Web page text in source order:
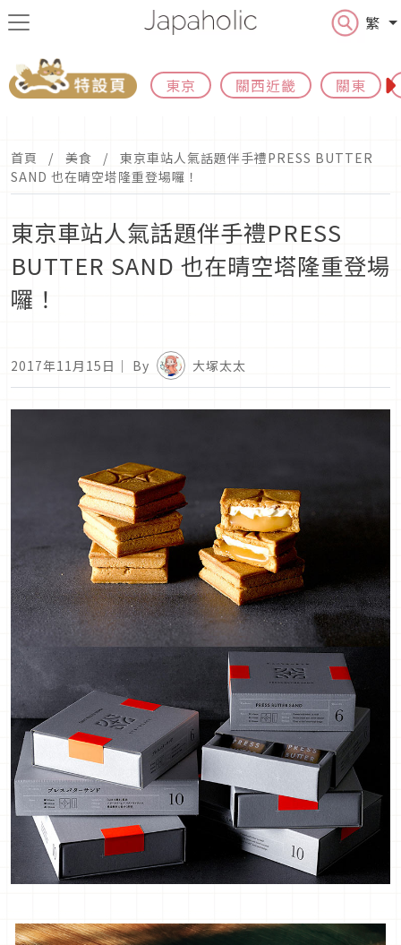
繁
東京 關西近畿 關東
首頁 美食
東京車站人氣話題伴手禮PRESS BUTTER
SAND 也在晴空塔隆重登場囉！
東京車站人氣話題伴手禮PRESS
BUTTER SAND 也在晴空塔隆重登場
囉！
2017年11月15日 ｜ By 大塚太太